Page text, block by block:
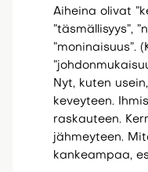
Aiheina olivat
”täsmällisyys”,
”moninaisuus”.
Nyt, kuten
keveyteen.
raskauteen.
jähmeyteen.
kankeampaa,